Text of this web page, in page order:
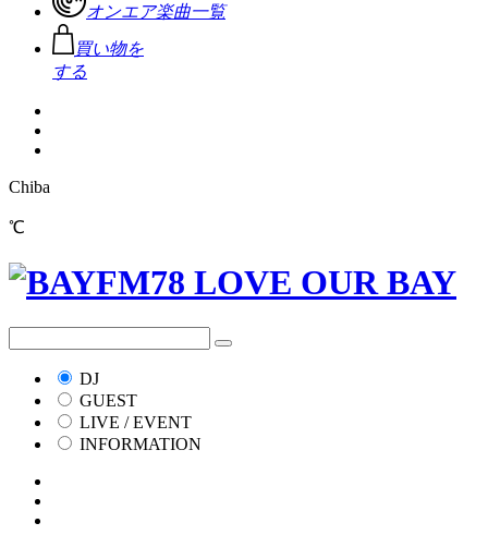
オンエア楽曲一覧
買い物を
する
Chiba
℃
DJ
GUEST
LIVE / EVENT
INFORMATION